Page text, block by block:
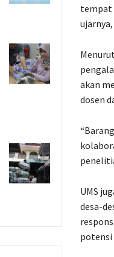
tempat
akan
dosen
UMS
desa-
potensi